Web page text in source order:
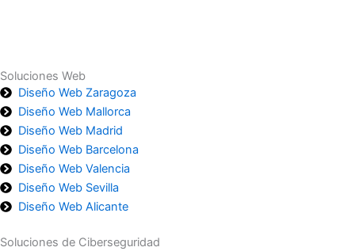
Soluciones Web
Diseño Web Zaragoza
Diseño Web Mallorca
Diseño Web Madrid
Diseño Web Barcelona
Diseño Web Valencia
Diseño Web Sevilla
Diseño Web Alicante
Soluciones de Ciberseguridad